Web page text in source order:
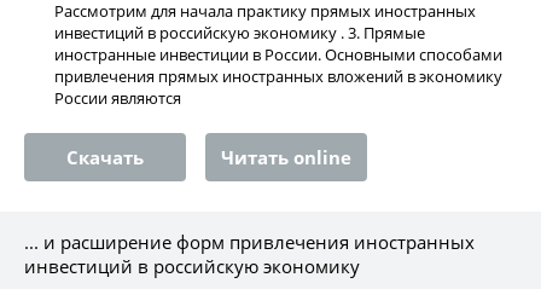
Рассмотрим для начала практику прямых иностранных
инвестиций в российскую экономику . 3. Прямые
иностранные инвестиции в России. Основными способами
привлечения прямых иностранных вложений в экономику
России являются
Скачать Читать online
... и расширение форм привлечения иностранных
инвестиций в российскую экономику